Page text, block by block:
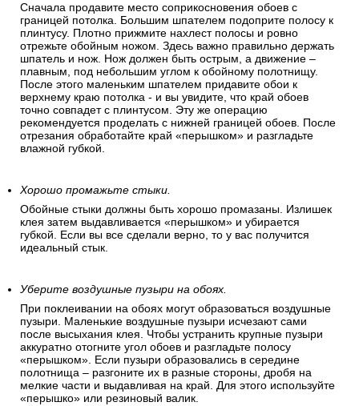
Сначала продавите место соприкосновения обоев с
границей потолка. Большим шпателем подоприте полосу к
плинтусу. Плотно прижмите нахлест полосы и ровно
отрежьте обойным ножом. Здесь важно правильно держать
шпатель и нож. Нож должен быть острым, а движение –
плавным, под небольшим углом к обойному полотнищу.
После этого маленьким шпателем придавите обои к
верхнему краю потолка - и вы увидите, что край обоев
точно совпадет с плинтусом. Эту же операцию
рекомендуется проделать с нижней границей обоев. После
отрезания обработайте край «перышком» и разгладьте
влажной губкой.
Хорошо промажьте стыки.
Обойные стыки должны быть хорошо промазаны. Излишек
клея затем выдавливается «перышком» и убирается
губкой. Если вы все сделали верно, то у вас получится
идеальный стык.
Уберите воздушные пузыри на обоях.
При поклеивании на обоях могут образоваться воздушные
пузыри. Маленькие воздушные пузыри исчезают сами
после высыхания клея. Чтобы устранить крупные пузыри
аккуратно отогните угол обоев и разгладьте полосу
«перышком». Если пузыри образовались в середине
полотнища – разгоните их в разные стороны, дробя на
мелкие части и выдавливая на край. Для этого используйте
«перышко» или резиновый валик.